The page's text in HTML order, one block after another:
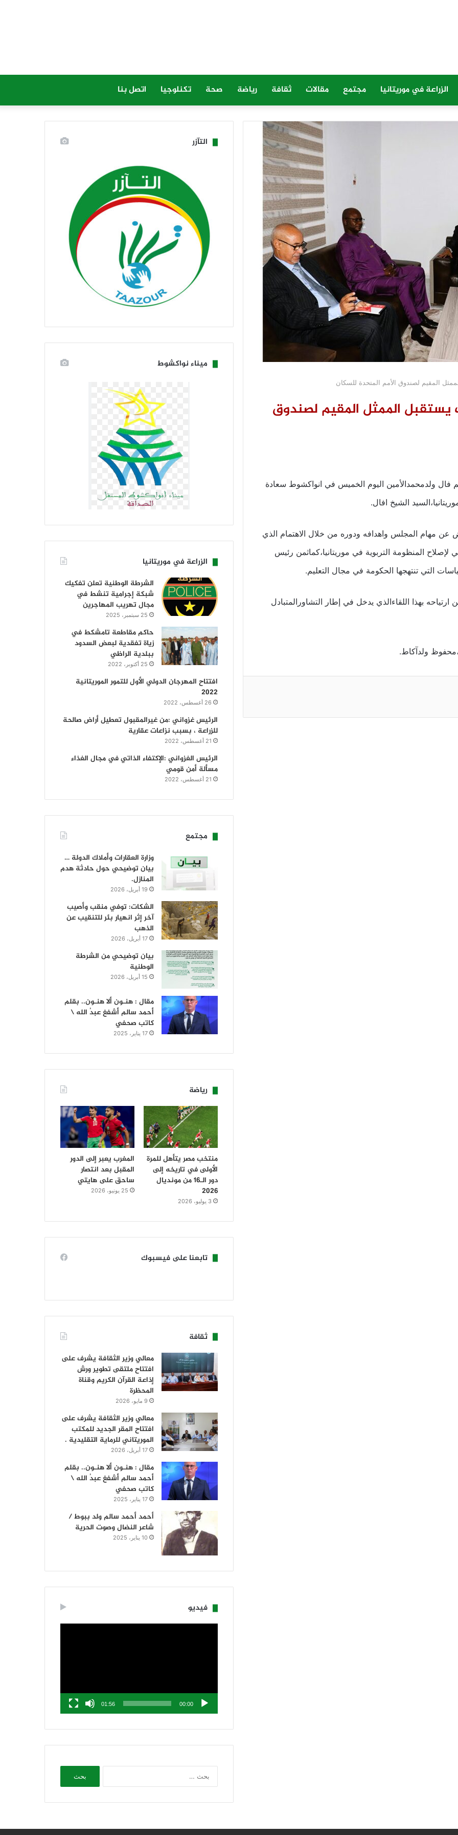
الزراعة في موريتانيا مجتمع مقالات ثقافة رياضة صحة تكنلوجيا اتصل بنا
المقيم لصندوق الأمم المتحدة للسكان
الممثل المقيم لصندوق
فال ولدمحمدالأمين اليوم الخميس في انواكشوط سعادة
الشيخ افال.
عن مهام المجلس واهدافه ودوره من خلال الاهتمام الذي
لإصلاح المنظومة التربوية في موريتانيا،كماثمن رئيس
التي تنتهجها الحكومة في مجال التعليم.
بهذا اللقاءالذي يدخل في إطار التشاورالمتبادل
ولدآكاط.
التآزر
ميناء نواكشوط
الزراعة في موريتانيا
الشرطة الوطنية تعلن تفكيك
شبكة إجرامية تنشط في
مجال تهريب المهاجرين
25 سبتمبر، 2025
حاكم مقاطعة تامشكط في
زياة تفقدية لبعض السدود
ببلدية الراظي
25 أكتوبر، 2022
افتتاح المهرجان الدولي الأول للتمور الموريتانية
2022
26 أغسطس، 2022
الرئيس غزواني :من غيرالمقبول تعطيل أراض صالحة
للزراعة ، بسبب نزاعات عقارية
21 أغسطس، 2022
الرئيس الغزواني :الإكتفاء الذاتي في مجال الغذاء
مسألة أمن قومي
21 أغسطس، 2022
مجتمع
وزارة العقارات وأملاك الدولة …
بيان توضيحي حول حادثة هدم
المنازل.
19 أبريل، 2026
الشكات: توفي منقب وأصيب
آخر إثر انهيار بئر للتنقيب عن
الذهب
17 أبريل، 2026
بيان توضيحي من الشرطة
الوطنية
15 أبريل، 2026
مقال : هنـون ألا هنـون.. بقلم
أحمد سالم أشفغ عبدُ الله \
كاتب صحفي
17 يناير، 2025
رياضة
منتخب مصر يتأهل للمرة
الأولى في تاريخه إلى
دور الـ16 من مونديال
2026
3 يوليو، 2026
المغرب يعبر إلى الدور
المقبل بعد انتصار
ساحق على هايتي
25 يونيو، 2026
تابعنا على فيسبوك
ثقافة
معالي وزير الثقافة يشرف على
افتتاح ملتقى تطوير ورش
إذاعة القرآن الكريم وقناة
المحظرة
9 مايو، 2026
معالي وزير الثقافة يشرف على
افتتاح المقر الجديد للمكتب
الموريتاني للرماية التقليدية .
17 أبريل، 2026
مقال : هنـون ألا هنـون.. بقلم
أحمد سالم أشفغ عبدُ الله \
كاتب صحفي
17 يناير، 2025
أحمد أحمد سالم ولد ببوط /
شاعر النضال وصوت الحرية
10 يناير، 2025
فيديو
00:00
01:56